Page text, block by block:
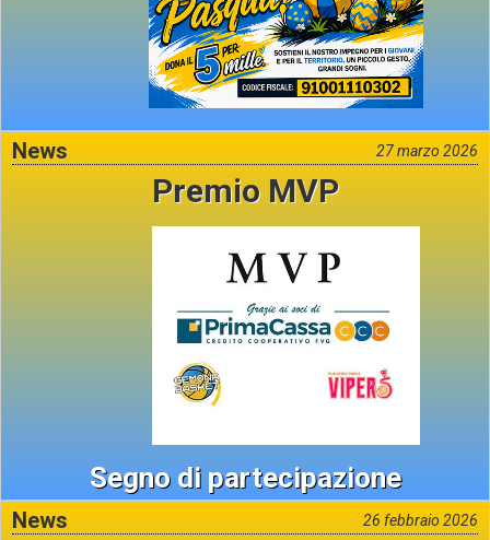
News 27 marzo 2026
Premio MVP
Segno di partecipazione
News 26 febbraio 2026